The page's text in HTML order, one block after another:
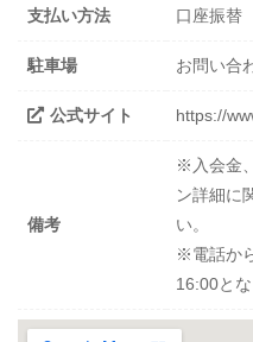
支払い方法 口座振替
駐車場 お問い合
公式サイト https://
備考
※入会金
ン詳細に
い。
※電話か
16:00とな